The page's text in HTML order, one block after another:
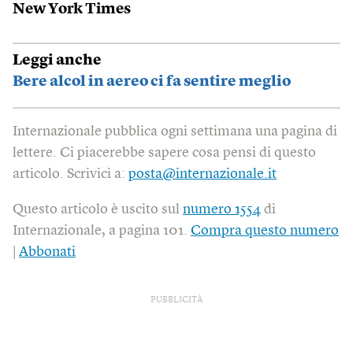
New York Times
Leggi anche
Bere alcol in aereo ci fa sentire meglio
Internazionale pubblica ogni settimana una pagina di
lettere. Ci piacerebbe sapere cosa pensi di questo
articolo. Scrivici a: posta@internazionale.it
Questo articolo è uscito sul numero 1554 di
Internazionale, a pagina 101. Compra questo numero
Abbonati
PUBBLICITÀ